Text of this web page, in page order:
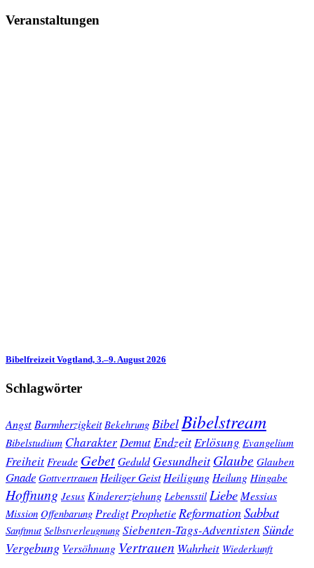
Veranstaltungen
Bibelfreizeit Vogtland, 3.–9. August 2026
Schlagwörter
Angst Barmherzigkeit Bekehrung Bibel Bibelstream
Bibelstudium Charakter Demut EndzeitErlösung Evangelium
Freiheit Freude GebetGeduld Gesundheit Glaube Glauben
Gnade Gottvertrauen Heiliger Geist Heiligung Heilung Hingabe
Hoffnung Jesus Kindererziehung Lebensstil Liebe Messias
Mission Offenbarung Predigt Prophetie ReformationSabbat
Sanftmut Selbstverleugnung Siebenten-Tags-Adventisten Sünde
Vergebung Versöhnung Vertrauen Wahrheit Wiederkunft